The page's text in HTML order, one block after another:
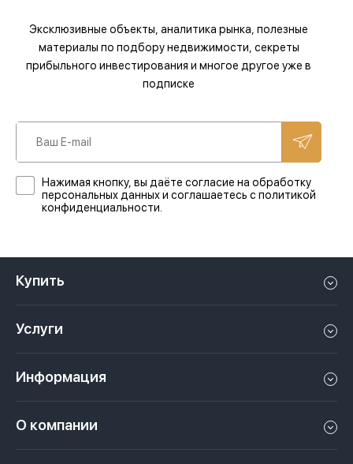
Эксклюзивные объекты, аналитика рынка, полезные
материалы по подбору недвижимости, секреты
прибыльного инвестирования и многое другое уже в
подписке
Нажимая кнопку, вы даёте согласие на обработку
персональных данных и соглашаетесь с политикой
конфиденциальности.
Купить
Апартаменты в Дубае
Пентхаус в Дубае
Услуги
Сдать недвижимость в Дубае, ОАЭ
Информация
О компании